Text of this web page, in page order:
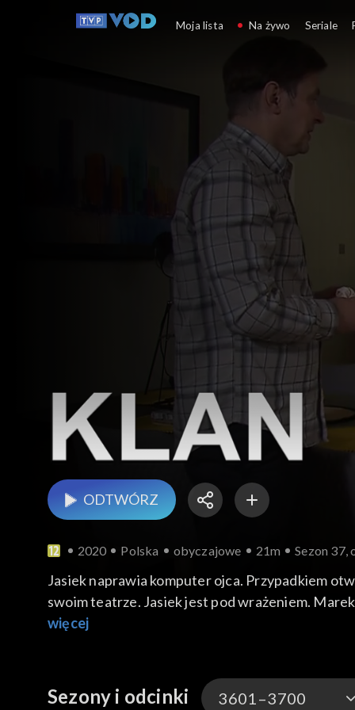
Klan
ODTWÓRZ
2020 Polska obyczajowe 21m Sezon 37,
Jasiek naprawia komputer ojca. Przypadkiem otwiera plik ze zdjęciem Weroniki. Kiedy
swoim teatrze. Jasiek jest pod wrażeniem.
uzgodnił z nią tego wcześniej, ale dla świętego
więcej
Sezony i odcinki 3601–3700
Moja lista Na żywo Seriale